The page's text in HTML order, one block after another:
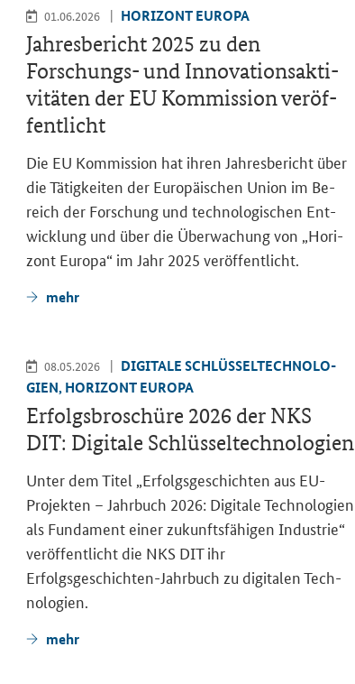
01.06.2026 HO­RI­ZONT EU­RO­PA
Jah­res­be­richt 2025 zu den
Forschungs-​ und In­no­va­ti­ons­ak­ti­
vi­tä­ten der EU Kom­mis­si­on ver­öf­
fent­licht
Die EU Kom­mis­si­on hat ihren Jah­res­be­richt über
die Tä­tig­kei­ten der Eu­ro­päi­schen Union im Be­
reich der For­schung und tech­no­lo­gi­schen Ent­
wick­lung und über die Über­wa­chung von „Ho­ri­
zont Eu­ro­pa“ im Jahr 2025 ver­öf­fent­licht.
mehr
08.05.2026
DI­GI­TA­LE SCHLÜS­SEL­TECH­NO­LO­
GIEN, HO­RI­ZONT EU­RO­PA
Er­folgs­bro­schü­re 2026 der NKS
DIT: Di­gi­ta­le Schlüs­sel­tech­no­lo­gien
Unter dem Titel „Er­folgs­ge­schich­ten aus EU-​
Projekten – Jahr­buch 2026: Di­gi­ta­le Tech­no­lo­gien
als Fun­da­ment einer zu­kunfts­fä­hi­gen In­dus­trie“
ver­öf­fent­licht die NKS DIT ihr
Erfolgsgeschichten-​Jahrbuch zu di­gi­ta­len Tech­
no­lo­gien.
mehr